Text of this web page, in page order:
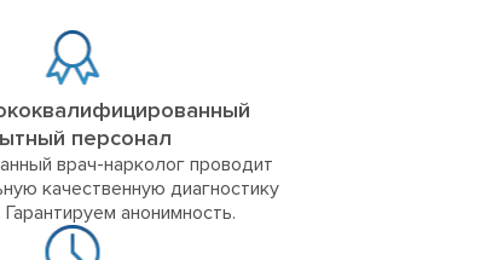
персонал
врач-нарколог проводит
качественную диагностику
анонимность.